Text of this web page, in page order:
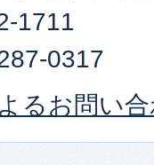
1711
0317
るお問い